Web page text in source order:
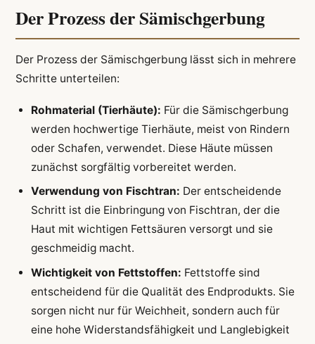
Der Prozess der Sämischgerbung
Der Prozess der Sämischgerbung lässt sich in mehrere
Schritte unterteilen:
Rohmaterial (Tierhäute): Für die Sämischgerbung
werden hochwertige Tierhäute, meist von Rindern
oder Schafen, verwendet. Diese Häute müssen
zunächst sorgfältig vorbereitet werden.
Verwendung von Fischtran: Der entscheidende
Schritt ist die Einbringung von Fischtran, der die
Haut mit wichtigen Fettsäuren versorgt und sie
geschmeidig macht.
Wichtigkeit von Fettstoffen: Fettstoffe sind
entscheidend für die Qualität des Endprodukts. Sie
sorgen nicht nur für Weichheit, sondern auch für
eine hohe Widerstandsfähigkeit und Langlebigkeit